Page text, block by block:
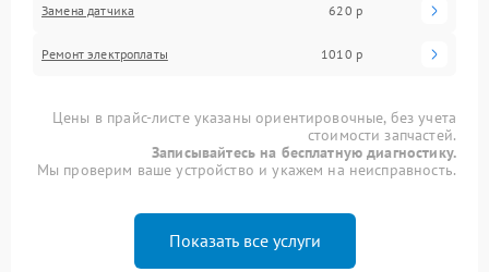
Замена датчика 620 р
Ремонт электроплаты 1010 р
Цены в прайс-листе указаны ориентировочные, без учета
стоимости запчастей.
Записывайтесь на бесплатную диагностику.
Мы проверим ваше устройство и укажем на неисправность.
Показать все услуги